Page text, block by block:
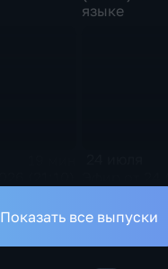
языке
Показать все выпуски